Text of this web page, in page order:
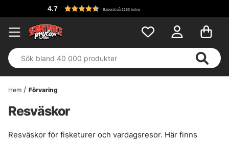
4.7 Baserat på 1153 betyg
Hem Förvaring
Resväskor
Resväskor för fisketurer och vardagsresor. Här finns